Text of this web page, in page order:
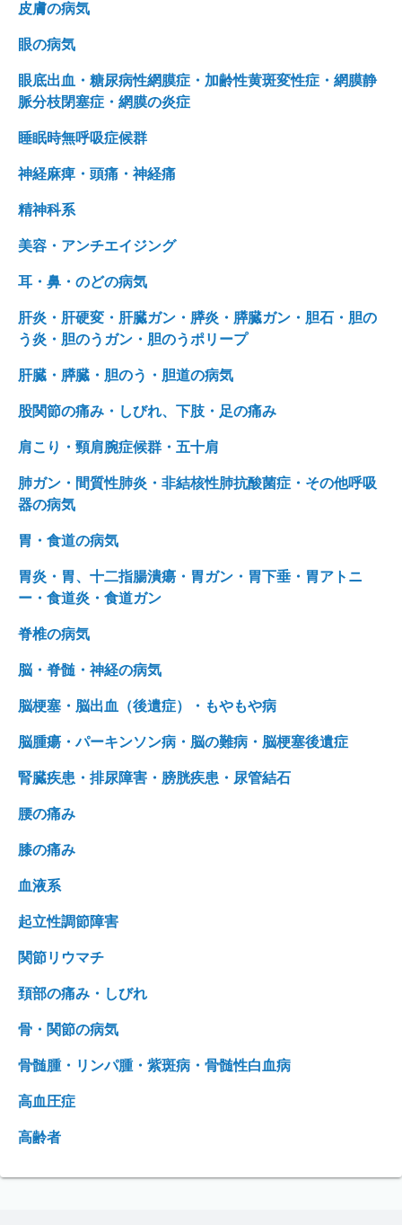
皮膚の病気
眼の病気
眼底出血・糖尿病性網膜症・加齢性黄斑変性症・網膜静
脈分枝閉塞症・網膜の炎症
睡眠時無呼吸症候群
神経麻痺・頭痛・神経痛
精神科系
美容・アンチエイジング
耳・鼻・のどの病気
肝炎・肝硬変・肝臓ガン・膵炎・膵臓ガン・胆石・胆の
う炎・胆のうガン・胆のうポリープ
肝臓・膵臓・胆のう・胆道の病気
股関節の痛み・しびれ、下肢・足の痛み
肩こり・頸肩腕症候群・五十肩
肺ガン・間質性肺炎・非結核性肺抗酸菌症・その他呼吸
器の病気
胃・食道の病気
胃炎・胃、十二指腸潰瘍・胃ガン・胃下垂・胃アトニ
ー・食道炎・食道ガン
脊椎の病気
脳・脊髄・神経の病気
脳梗塞・脳出血（後遺症）・もやもや病
脳腫瘍・パーキンソン病・脳の難病・脳梗塞後遺症
腎臓疾患・排尿障害・膀胱疾患・尿管結石
腰の痛み
膝の痛み
血液系
起立性調節障害
関節リウマチ
頚部の痛み・しびれ
骨・関節の病気
骨髄腫・リンパ腫・紫斑病・骨髄性白血病
高血圧症
高齢者